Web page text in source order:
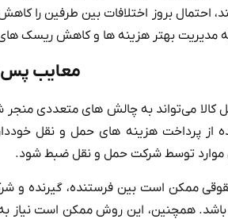
احتمال بروز اختلافات بین طرفین را
مدیریت بهتر هزینه‌ ها و کاهش ریسک‌
معایب پس
کالا می‌تواند به چالش‌ های متعددی
از پرداخت هزینه‌ های حمل و نقل
موارد توسط شرکت حمل و نقل ضبط شود.
ممکن است بین فرستنده، گیرنده و
همچنین، این روش ممکن است نیاز به